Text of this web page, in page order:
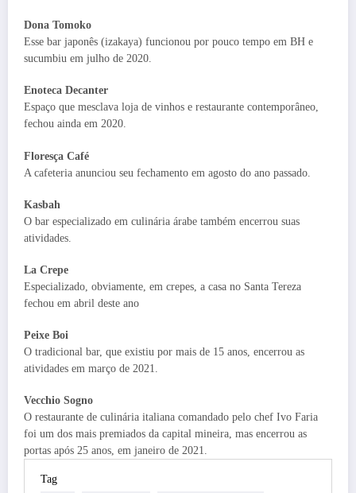
Dona Tomoko
Esse bar japonês (izakaya) funcionou por pouco tempo em BH e
sucumbiu em julho de 2020.
Enoteca Decanter
Espaço que mesclava loja de vinhos e restaurante contemporâneo,
fechou ainda em 2020.
Floresça Café
A cafeteria anunciou seu fechamento em agosto do ano passado.
Kasbah
O bar especializado em culinária árabe também encerrou suas
atividades.
La Crepe
Especializado, obviamente, em crepes, a casa no Santa Tereza
fechou em abril deste ano
Peixe Boi
O tradicional bar, que existiu por mais de 15 anos, encerrou as
atividades em março de 2021.
Vecchio Sogno
O restaurante de culinária italiana comandado pelo chef Ivo Faria
foi um dos mais premiados da capital mineira, mas encerrou as
portas após 25 anos, em janeiro de 2021.
Tag